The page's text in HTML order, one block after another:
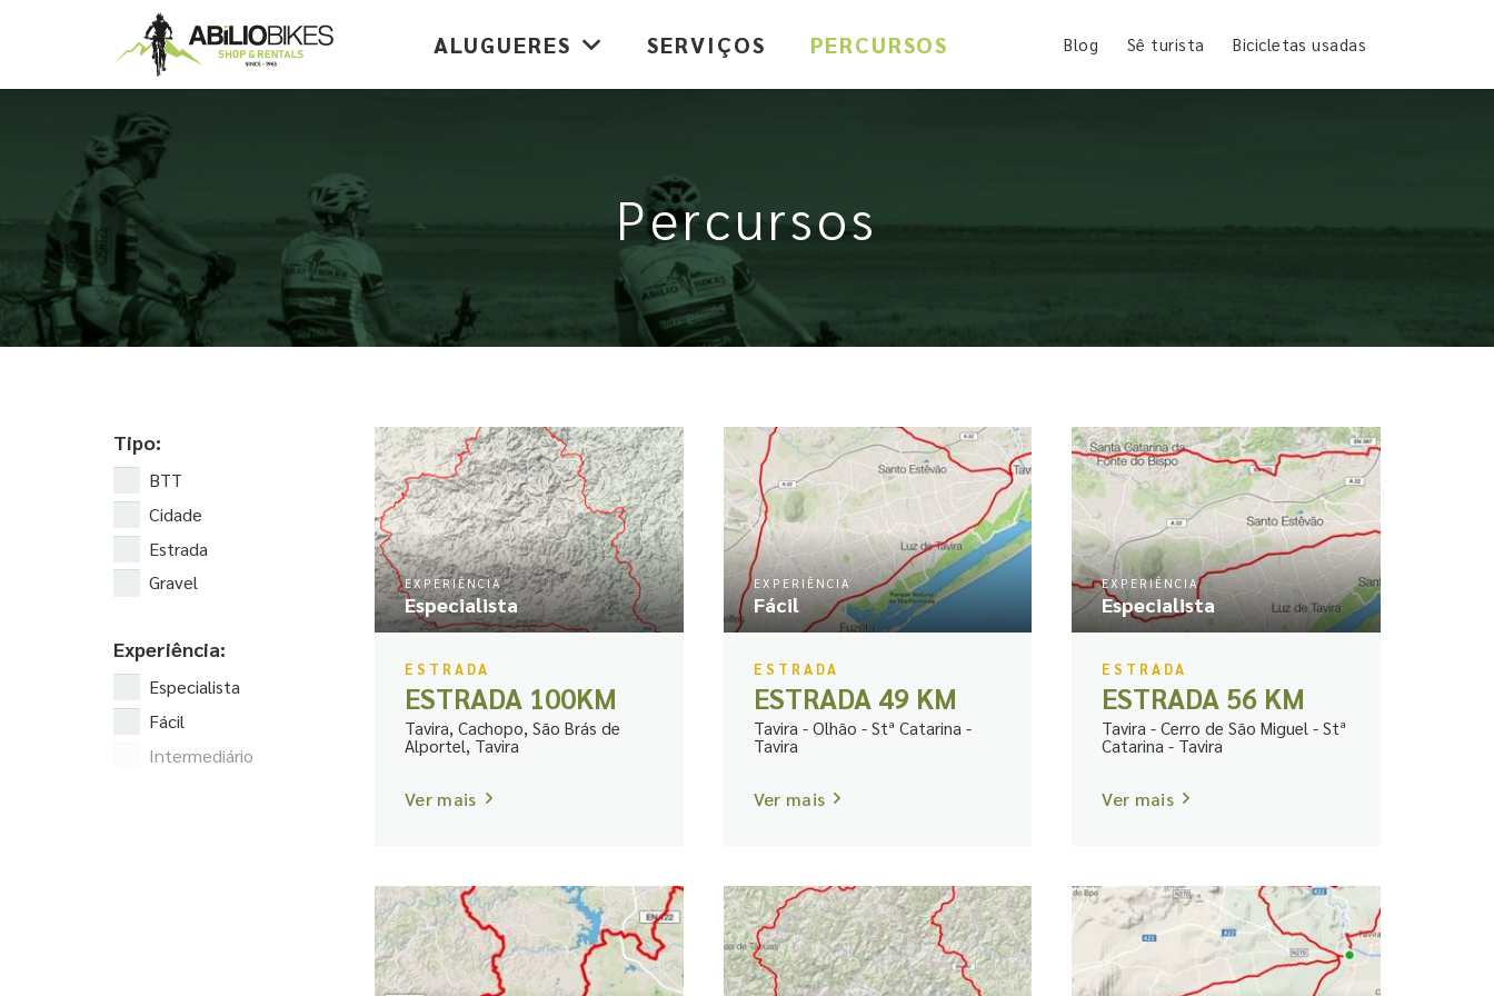
ALUGUERES SERVIÇOS PERCURSOS Blog Sê turista Bicicletas usadas
Percursos
Tipo:
BTT
Cidade
Estrada
Gravel
Experiência:
Especialista
Fácil
Intermediário
EXPERIÊNCIA
Especialista
ESTRADA
ESTRADA 100KM
Tavira, Cachopo, São Brás de
Alportel, Tavira
Ver mais
EXPERIÊNCIA
Fácil
ESTRADA
ESTRADA 49 KM
Tavira - Olhão - Stª Catarina -
Tavira
Ver mais
EXPERIÊNCIA
Especialista
ESTRADA
ESTRADA 56 KM
Tavira - Cerro de São Miguel - Stª
Catarina - Tavira
Ver mais